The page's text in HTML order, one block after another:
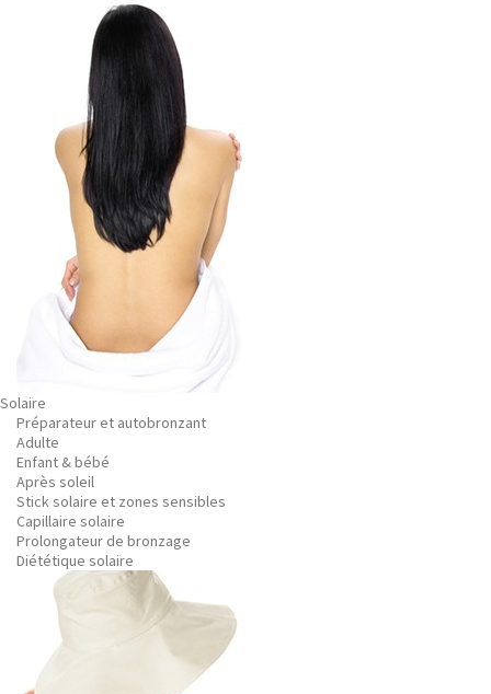
Solaire
Préparateur et autobronzant
Adulte
Enfant & bébé
Après soleil
Stick solaire et zones sensibles
Capillaire solaire
Prolongateur de bronzage
Diététique solaire